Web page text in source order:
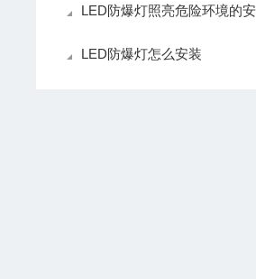
LED防爆灯照亮危险环境的安全之光
LED防爆灯怎么安装